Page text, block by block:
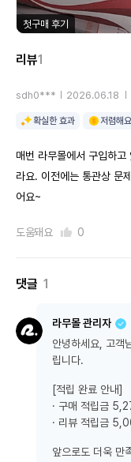
첫구매 후기
리뷰1
sdh0*** 2026.06.18
확실한 효과 저렴해요
매번 라무몰에서 구입하
라요. 이전에는 통관상 문
어요~
도움돼요 0
댓글 1
라무몰 관리자
안녕하세요, 고객
립니다.
[적립 완료 안내]
· 구매 적립금
· 리뷰 적립금
앞으로도 더욱 만